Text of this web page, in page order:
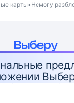
карты Немогу